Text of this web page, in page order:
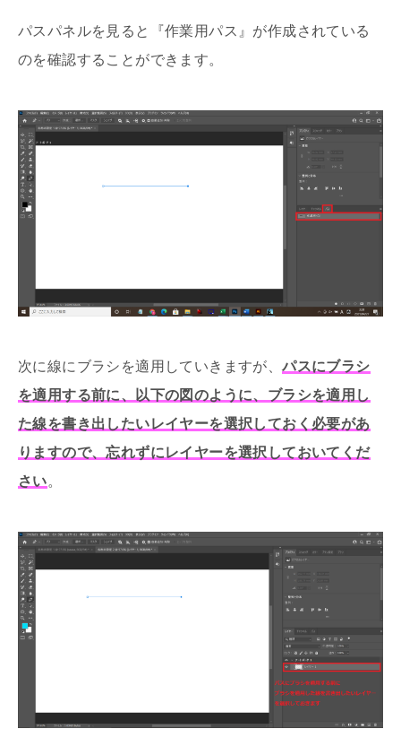
パスパネルを見ると『作業用パス』が作成されている
のを確認することができます。
次に線にブラシを適用していきますが、パスにブラシ
を適用する前に、以下の図のように、ブラシを適用し
た線を書き出したいレイヤーを選択しておく必要があ
りますので、忘れずにレイヤーを選択しておいてくだ
さい。